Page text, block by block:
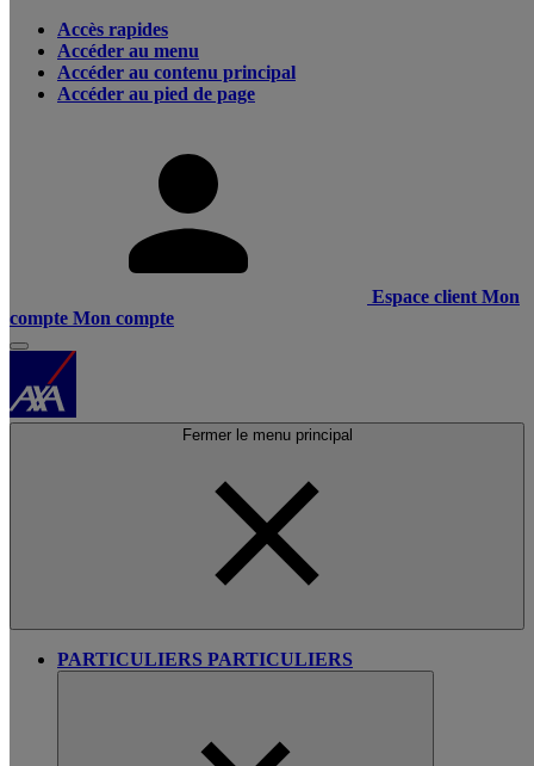
Accès rapides
Accéder au menu
Accéder au contenu principal
Accéder au pied de page
Espace client Mon
compte Mon compte
Fermer le menu principal
PARTICULIERS PARTICULIERS